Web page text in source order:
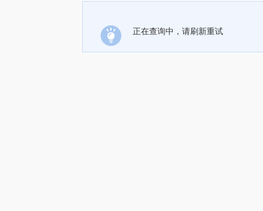
正在查询中，请刷新重试